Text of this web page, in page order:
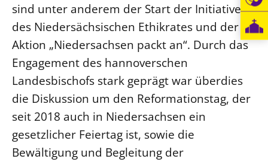
sind unter anderem der Start der Initiative
des Niedersächsischen Ethikrates und der
Aktion „Niedersachsen packt an“. Durch das
Engagement des hannoverschen
Landesbischofs stark geprägt war überdies
die Diskussion um den Reformationstag, der
seit 2018 auch in Niedersachsen ein
gesetzlicher Feiertag ist, sowie die
Bewältigung und Begleitung der